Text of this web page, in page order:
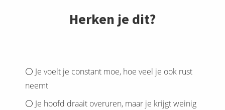
Herken je dit?
⚪️ Je voelt je constant moe, hoe veel je ook rust
neemt
⚪️ Je hoofd draait overuren, maar je krijgt weinig